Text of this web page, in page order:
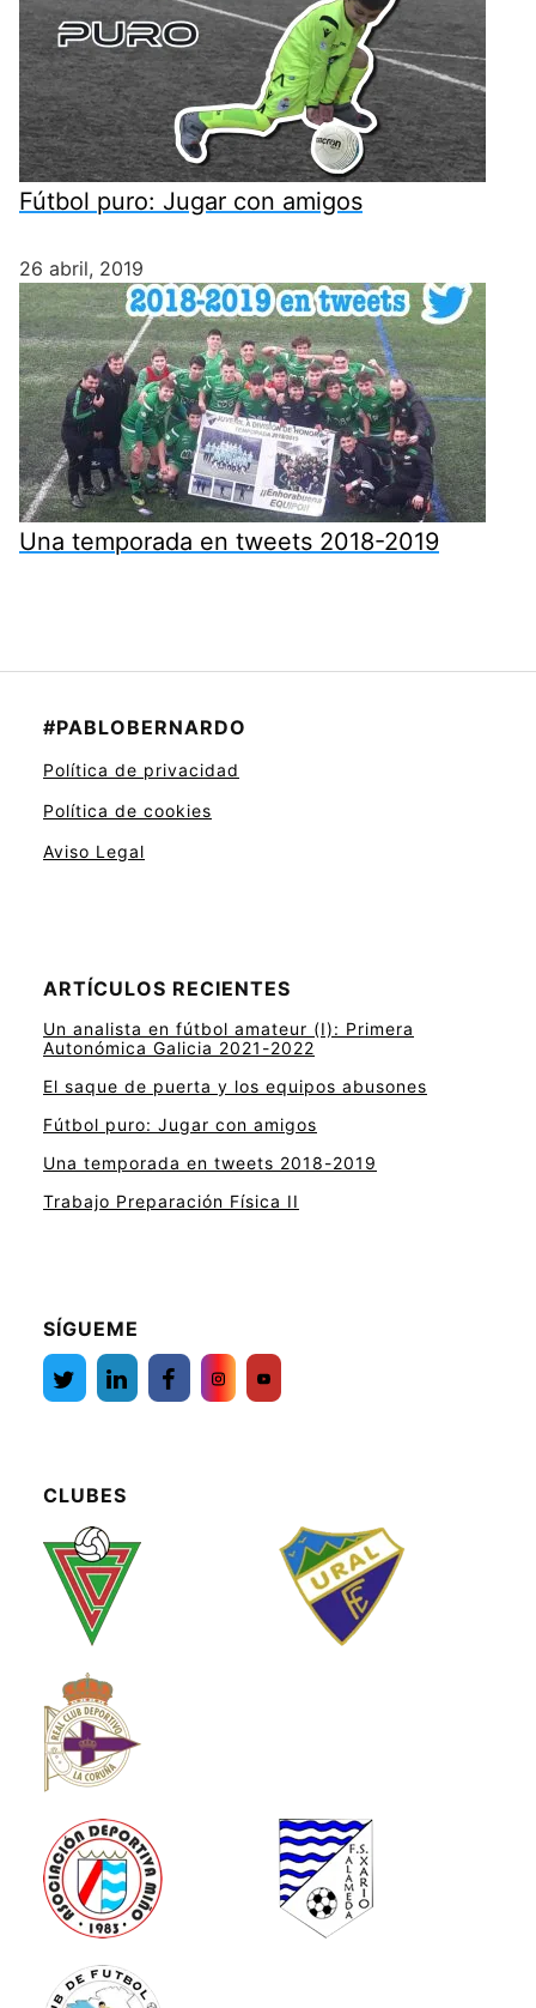
Fútbol puro: Jugar con amigos
26 abril, 2019
Una temporada en tweets 2018-2019
#PABLOBERNARDO
Política de privacidad
Política de cookies
Aviso Legal
ARTÍCULOS RECIENTES
Un analista en fútbol amateur (I): Primera
Autonómica Galicia 2021-2022
El saque de puerta y los equipos abusones
Fútbol puro: Jugar con amigos
Una temporada en tweets 2018-2019
Trabajo Preparación Física II
SÍGUEME
CLUBES